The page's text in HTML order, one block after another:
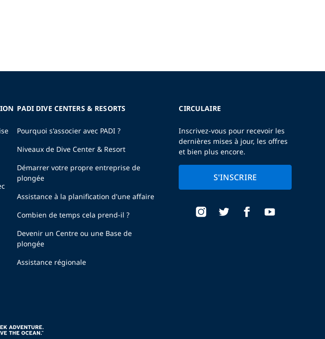
PADI DIVE CENTERS & RESORTS
Pourquoi s'associer avec PADI ?
Niveaux de Dive Center & Resort
Démarrer votre propre entreprise de
plongée
Assistance à la planification d'une affaire
Combien de temps cela prend-il ?
Devenir un Centre ou une Base de
plongée
Assistance régionale
CIRCULAIRE
Inscrivez-vous pour recevoir les
dernières mises à jour, les offres
et bien plus encore.
S'INSCRIRE